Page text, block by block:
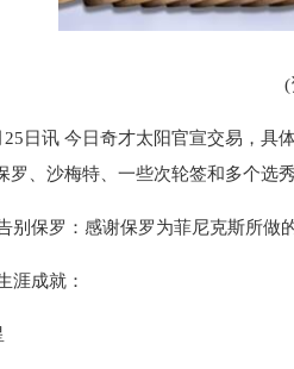
(
25日讯 今日奇才太阳官宣交易，具
罗、沙梅特、一些次轮签和多个选
别保罗：感谢保罗为菲尼克斯所做
涯成就：